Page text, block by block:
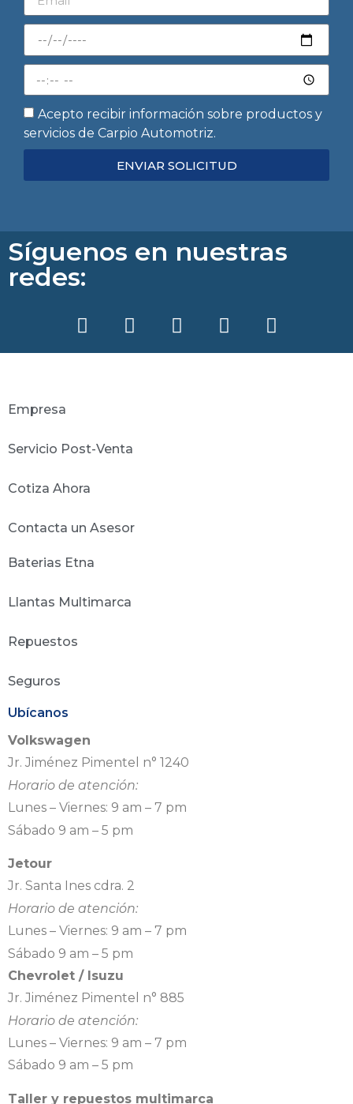
Acepto recibir información sobre productos y
servicios de Carpio Automotriz.
ENVIAR SOLICITUD
Síguenos en nuestras
redes:
Empresa
Servicio Post-Venta
Cotiza Ahora
Contacta un Asesor
Baterias Etna
Llantas Multimarca
Repuestos
Seguros
Ubícanos
Volkswagen
Jr. Jiménez Pimentel n° 1240
Horario de atención:
Lunes – Viernes: 9 am – 7 pm
Sábado 9 am – 5 pm
Jetour
Jr. Santa Ines cdra. 2
Horario de atención:
Lunes – Viernes: 9 am – 7 pm
Sábado 9 am – 5 pm
Chevrolet / Isuzu
Jr. Jiménez Pimentel n° 885
Horario de atención:
Lunes – Viernes: 9 am – 7 pm
Sábado 9 am – 5 pm
Taller y repuestos multimarca